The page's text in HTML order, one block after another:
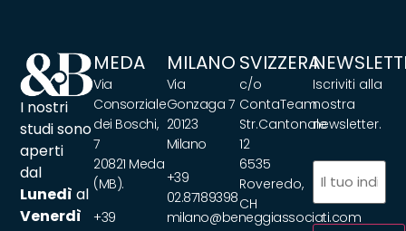
I nostri
studi sono
aperti
dal
Lunedì al
Venerdì
MEDA
Via
Consorziale
dei Boschi,
7
20821 Meda
(MB).
+39
MILANO
Via
Gonzaga 7
20123
Milano
+39
02.87189398
milano@beneggiassociati.com
SVIZZERA
c/o
ContaTeam
Str.Cantonale
12
6535
Roveredo,
CH
Iscriviti alla
nostra
newsletter.
Email